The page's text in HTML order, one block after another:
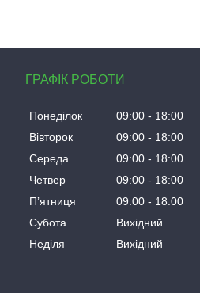
ГРАФІК РОБОТИ
Понеділок 09:00
18:00
Вівторок
09:00
18:00
Середа
09:00
18:00
Четвер
09:00
18:00
Пʼятниця
09:00
18:00
Субота
Вихідний
Неділя
Вихідний